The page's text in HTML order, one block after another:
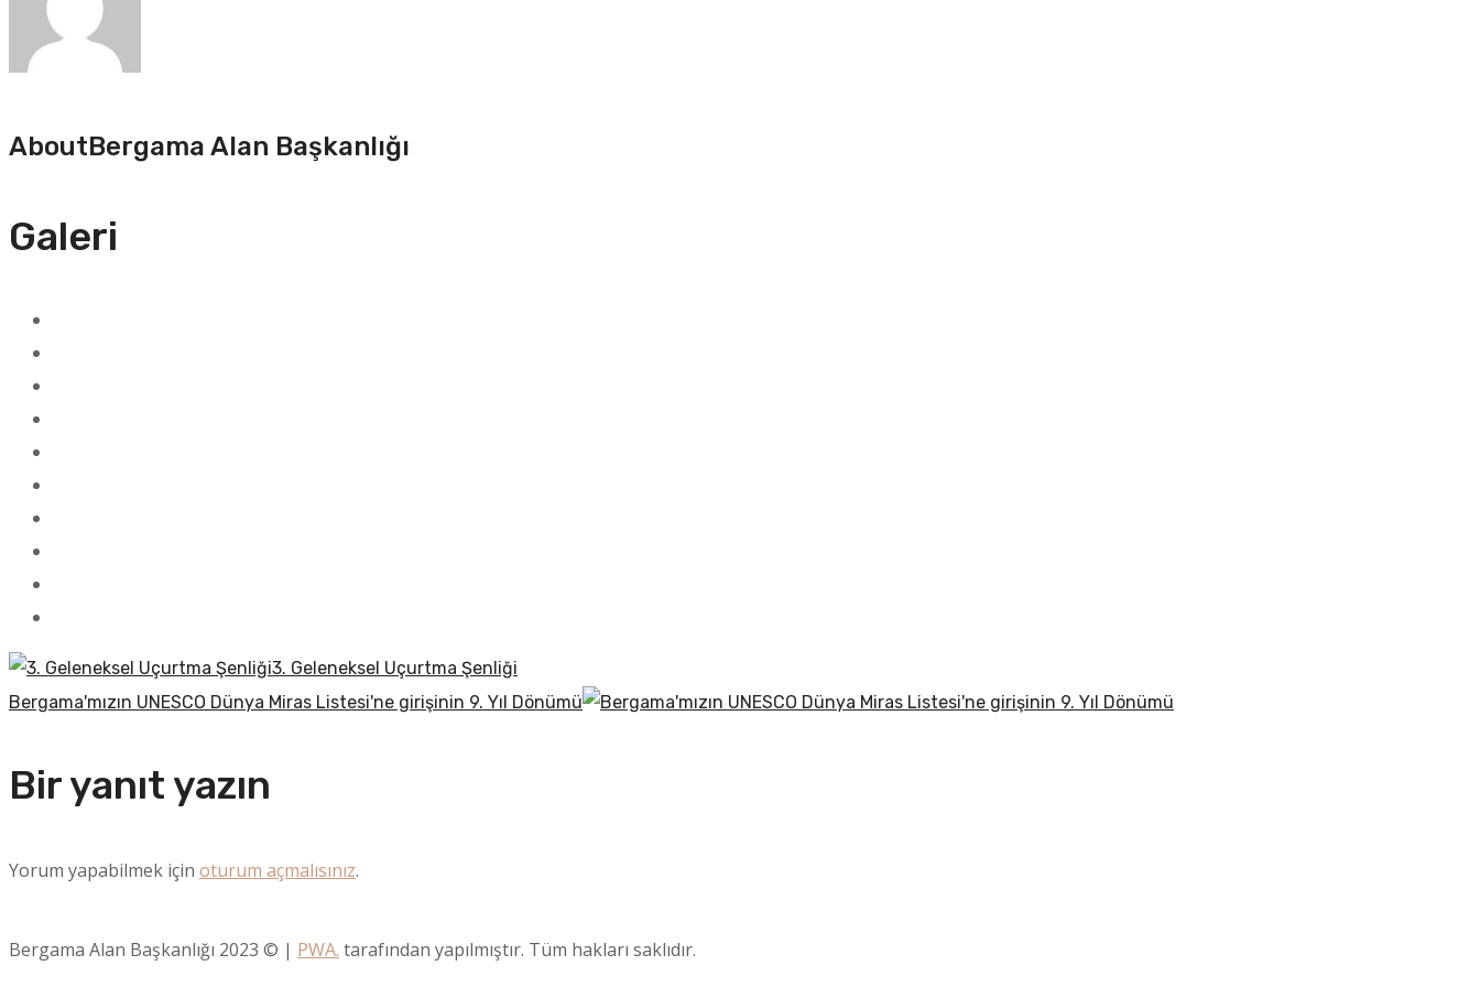
AboutBergama Alan Başkanlığı
Galeri
3. Geleneksel Uçurtma Şenliği
Bergama'mızın UNESCO Dünya Miras Listesi'ne girişinin 9. Yıl Dönümü
Bir yanıt yazın
Yorum yapabilmek için oturum açmalısınız.
Bergama Alan Başkanlığı 2023 © | PWA. tarafından yapılmıştır. Tüm hakları saklıdır.